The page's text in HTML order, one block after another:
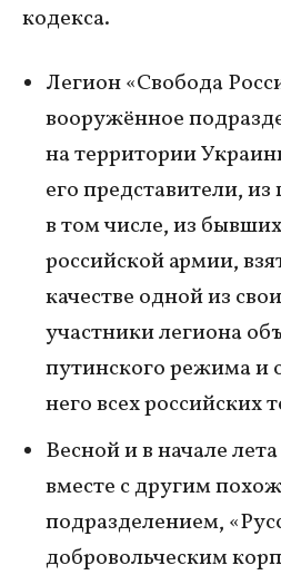
кодекса.
Легион «Свобода
вооружённое
на территории
его представители,
в том числе, из
российской армии,
качестве одной из
участники легиона
путинского режима и
него всех российских
Весной и в начале
вместе с другим
подразделением,
добровольческим